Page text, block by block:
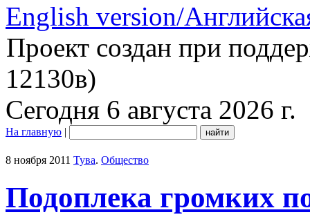
English version/
Проект создан при
12130в)
Сегодня 6 августа 2026 г.
На главную |
8 ноября 2011 Тува. Общество
Подоплека громких